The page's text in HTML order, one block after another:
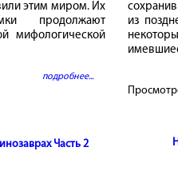
этим миром. Их
продолжают
мифологической
подробнее...
Часть 2
из